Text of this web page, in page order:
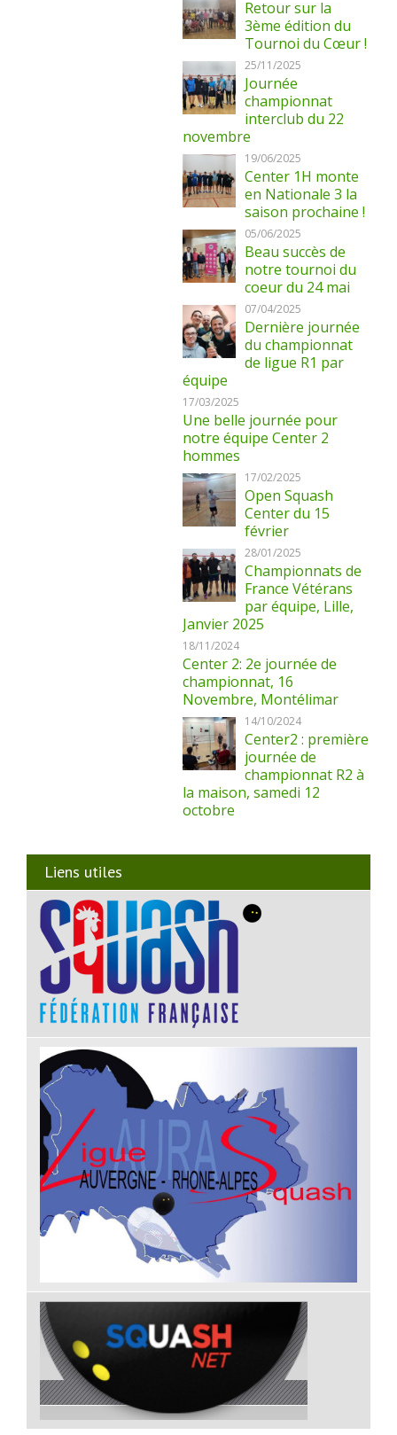
Retour sur la
3ème édition du
Tournoi du Cœur !
25/11/2025
Journée
championnat
interclub du 22
novembre
19/06/2025
Center 1H monte
en Nationale 3 la
saison prochaine !
05/06/2025
Beau succès de
notre tournoi du
coeur du 24 mai
07/04/2025
Dernière journée
du championnat
de ligue R1 par
équipe
17/03/2025
Une belle journée pour
notre équipe Center 2
hommes
17/02/2025
Open Squash
Center du 15
février
28/01/2025
Championnats de
France Vétérans
par équipe, Lille,
Janvier 2025
18/11/2024
Center 2: 2e journée de
championnat, 16
Novembre, Montélimar
14/10/2024
Center2 : première
journée de
championnat R2 à
la maison, samedi 12
octobre
Liens utiles